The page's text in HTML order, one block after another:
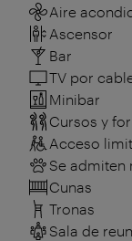
Aire
Ascensor
Bar
TV por
Minibar
Cursos y
Acceso
Se admiten
Cunas
Tronas
Sala de